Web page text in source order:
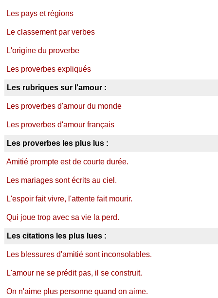
Les pays et régions
Le classement par verbes
L'origine du proverbe
Les proverbes expliqués
Les rubriques sur l'amour :
Les proverbes d'amour du monde
Les proverbes d'amour français
Les proverbes les plus lus :
Amitié prompte est de courte durée.
Les mariages sont écrits au ciel.
L'espoir fait vivre, l'attente fait mourir.
Qui joue trop avec sa vie la perd.
Les citations les plus lues :
Les blessures d'amitié sont inconsolables.
L'amour ne se prédit pas, il se construit.
On n'aime plus personne quand on aime.